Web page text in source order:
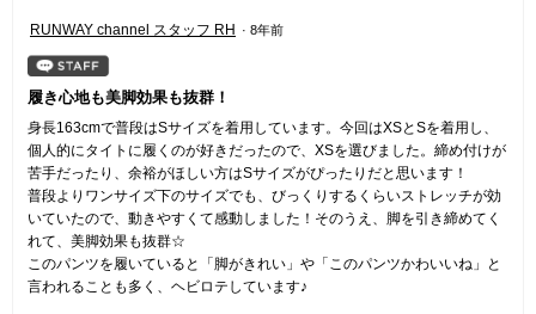
5
／
個
で
す。
RUNWAY channel スタッフ RH · 8年前
履き心地も美脚効果も抜群！
身長163cmで普段はSサイズを着用しています。今回はXSとSを着用し、
個人的にタイトに履くのが好きだったので、XSを選びました。締め付けが
苦手だったり、余裕がほしい方はSサイズがぴったりだと思います！
普段よりワンサイズ下のサイズでも、びっくりするくらいストレッチが効
いていたので、動きやすくて感動しました！そのうえ、脚を引き締めてく
れて、美脚効果も抜群☆
このパンツを履いていると「脚がきれい」や「このパンツかわいいね」と
言われることも多く、ヘビロテしています♪